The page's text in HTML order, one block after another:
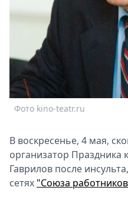
Фото kino-teatr.ru
В воскресенье, 4 мая,
организатор Праздника
Гаврилов после
сетях "Союза